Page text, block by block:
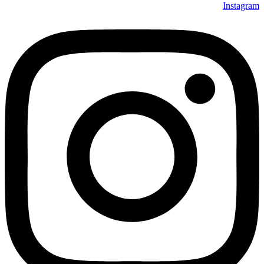
Instagram